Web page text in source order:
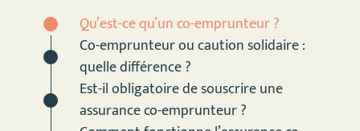
Qu’est-ce qu’un co-emprunteur ?
Co-emprunteur ou caution solidaire :
quelle différence ?
Est-il obligatoire de souscrire une
assurance co-emprunteur ?